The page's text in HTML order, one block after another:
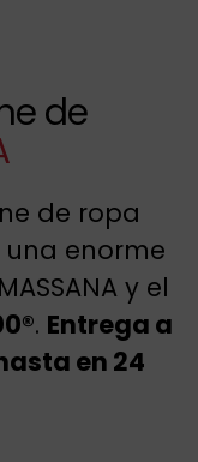
de
de ropa
enorme
y el
. Entrega a
en 24